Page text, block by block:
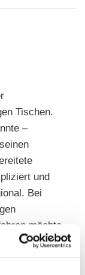
Tischen.
–
und
Bei
möchte,